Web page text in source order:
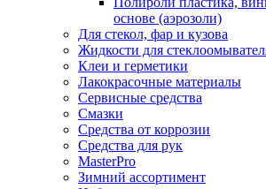
основе (аэрозоли)
Для стекол, фар и кузова
Жидкости для
Клеи и герметики
Лакокрасочные материалы
Сервисные средства
Смазки
Средства от коррозии
Средства для рук
MasterPro
Зимний ассортимент